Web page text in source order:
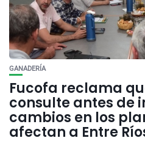
GANADERÍA
Fucofa reclama
consulte antes de
cambios en los
afectan a Entre